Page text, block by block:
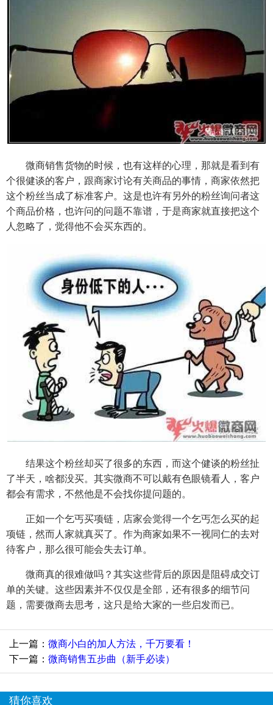
微商销售货物的时候，也有这样的心理，那就是看到有
个很健谈的客户，跟商家讨论有关商品的事情，商家依然把
这个粉丝当成了标准客户。这是也许有另外的粉丝询问者这
个商品价格，也许问的问题不靠谱，于是商家就直接把这个
人忽略了，觉得他不会买东西的。
结果这个粉丝却买了很多的东西，而这个健谈的粉丝扯
了半天，啥都没买。其实微商不可以戴有色眼镜看人，客户
都会有需求，不然他是不会找你提问题的。
正如一个乞丐买项链，店家会觉得一个乞丐怎么买的起
项链，然而人家就真买了。作为商家如果不一视同仁的去对
待客户，那么很可能会失去订单。
微商真的很难做吗？其实这些背后的原因是阻碍成交订
单的关键。这些因素并不仅仅是全部，还有很多的细节问
题，需要微商去思考，这只是给大家的一些启发而已。
上一篇： 微商小白的加人方法，千万要看！
下一篇： 微商销售五步曲（新手必读）
猜你喜欢